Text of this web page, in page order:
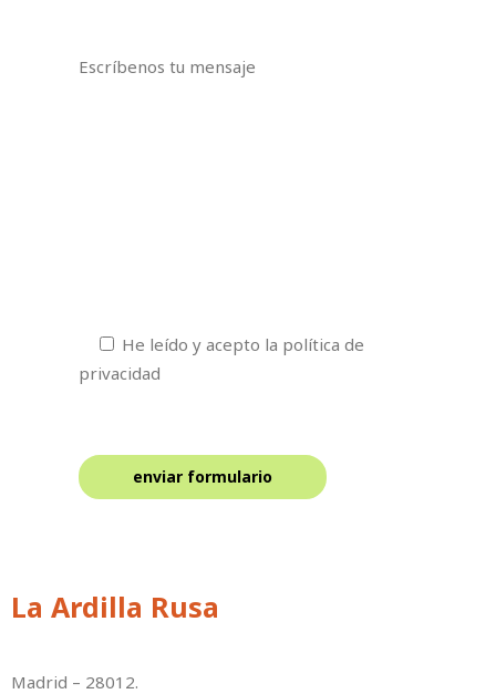
Escríbenos tu mensaje
He leído y acepto la política de
privacidad
La Ardilla Rusa
Madrid – 28012.